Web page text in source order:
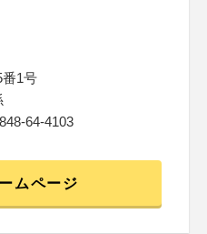
1号
64-4103
ムページ